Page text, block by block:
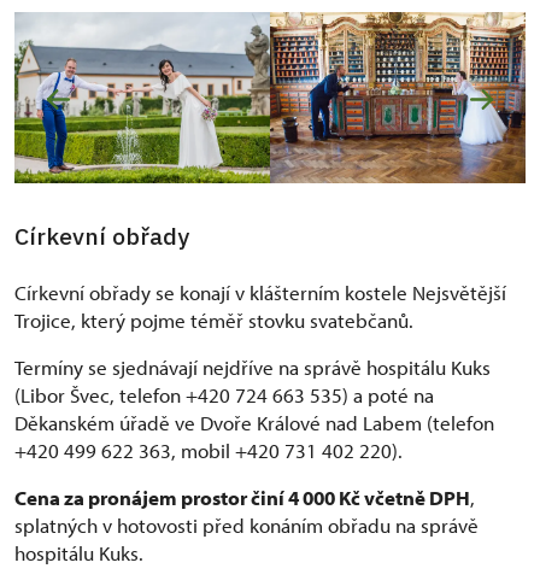
Církevní obřady
Církevní obřady se konají v klášterním kostele Nejsvětější
Trojice, který pojme téměř stovku svatebčanů.
Termíny se sjednávají nejdříve na správě hospitálu Kuks
(Libor Švec, telefon +420 724 663 535) a poté na
Děkanském úřadě ve Dvoře Králové nad Labem (telefon
+420 499 622 363, mobil +420 731 402 220).
Cena za pronájem prostor činí 4 000 Kč včetně DPH,
splatných v hotovosti před konáním obřadu na správě
hospitálu Kuks.